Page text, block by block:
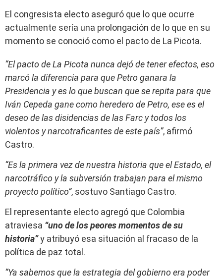
El congresista electo aseguró que lo que ocurre
actualmente sería una prolongación de lo que en su
momento se conoció como el pacto de La Picota.
“El pacto de La Picota nunca dejó de tener efectos, eso
marcó la diferencia para que Petro ganara la
Presidencia y es lo que buscan que se repita para que
Iván Cepeda gane como heredero de Petro, ese es el
deseo de las disidencias de las Farc y todos los
violentos y narcotraficantes de este país”, afirmó
Castro.
“Es la primera vez de nuestra historia que el Estado, el
narcotráfico y la subversión trabajan para el mismo
proyecto político”, sostuvo Santiago Castro.
El representante electo agregó que Colombia
atraviesa “uno de los peores momentos de su
historia”y atribuyó esa situación al fracaso de la
política de paz total.
“Ya sabemos que la estrategia del gobierno era poder